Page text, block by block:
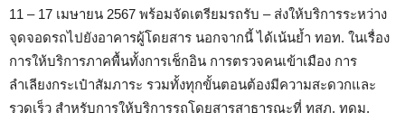
11 – 17 เมษายน 2567 พร้อมจัดเตรียมรถรับ – ส่งให้บริการระหว่าง
จุดจอดรถไปยังอาคารผู้โดยสาร นอกจากนี้ ได้เน้นย้ำ ทอท. ในเรื่อง
การให้บริการภาคพื้นทั้งการเช็กอิน การตรวจคนเข้าเมือง การ
ลำเลียงกระเป๋าสัมภาระ รวมทั้งทุกขั้นตอนต้องมีความสะดวกและ
รวดเร็ว สำหรับการให้บริการรถโดยสารสาธารณะที่ ทสภ. ทดม.